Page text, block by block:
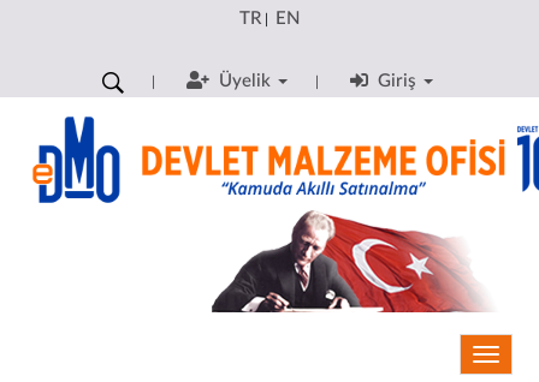
TR| EN
Üyelik Giriş